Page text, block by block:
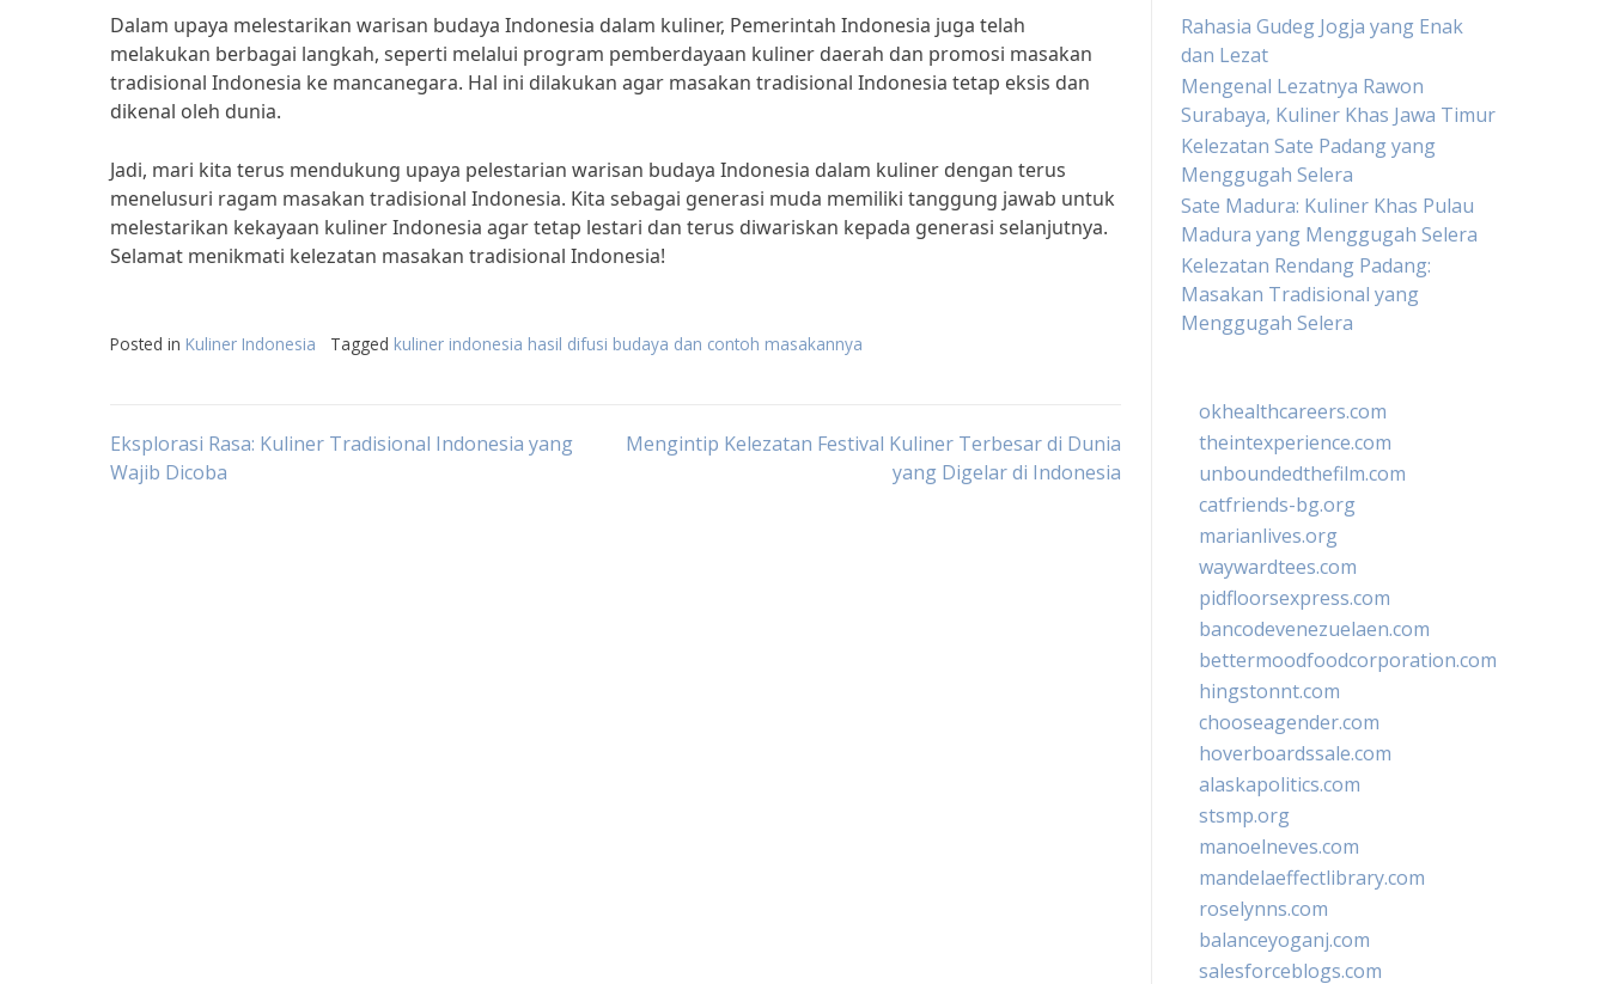
Dalam upaya melestarikan warisan budaya Indonesia dalam kuliner, Pemerintah Indonesia juga telah
melakukan berbagai langkah, seperti melalui program pemberdayaan kuliner daerah dan promosi masakan
tradisional Indonesia ke mancanegara. Hal ini dilakukan agar masakan tradisional Indonesia tetap eksis dan
dikenal oleh dunia.
Jadi, mari kita terus mendukung upaya pelestarian warisan budaya Indonesia dalam kuliner dengan terus
menelusuri ragam masakan tradisional Indonesia. Kita sebagai generasi muda memiliki tanggung jawab untuk
melestarikan kekayaan kuliner Indonesia agar tetap lestari dan terus diwariskan kepada generasi selanjutnya.
Selamat menikmati kelezatan masakan tradisional Indonesia!
Posted in Kuliner Indonesia Tagged kuliner indonesia hasil difusi budaya dan contoh masakannya
Post
Eksplorasi Rasa: Kuliner Tradisional Indonesia yang
Wajib Dicoba
Mengintip Kelezatan Festival Kuliner Terbesar di Dunia
yang Digelar di Indonesia
Rahasia Gudeg Jogja yang Enak
dan Lezat
Mengenal Lezatnya Rawon
Surabaya, Kuliner Khas Jawa Timur
Kelezatan Sate Padang yang
Menggugah Selera
Sate Madura: Kuliner Khas Pulau
Madura yang Menggugah Selera
Kelezatan Rendang Padang:
Masakan Tradisional yang
Menggugah Selera
okhealthcareers.com
theintexperience.com
unboundedthefilm.com
catfriends-bg.org
marianlives.org
waywardtees.com
pidfloorsexpress.com
bancodevenezuelaen.com
bettermoodfoodcorporation.com
hingstonnt.com
chooseagender.com
hoverboardssale.com
alaskapolitics.com
stsmp.org
manoelneves.com
mandelaeffectlibrary.com
roselynns.com
balanceyoganj.com
salesforceblogs.com